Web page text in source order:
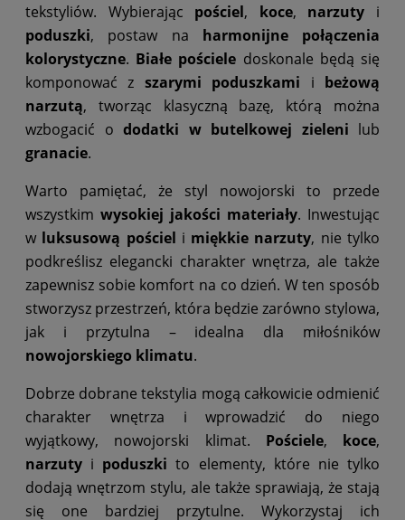
tekstyliów. Wybierając pościel, koce, narzuty i
poduszki, postaw na harmonijne połączenia
kolorystyczne. Białe pościele doskonale będą się
komponować z szarymi poduszkami i beżową
narzutą, tworząc klasyczną bazę, którą można
wzbogacić o dodatki w butelkowej zieleni lub
granacie.
Warto pamiętać, że styl nowojorski to przede
wszystkim wysokiej jakości materiały. Inwestując
w luksusową pościel i miękkie narzuty, nie tylko
podkreślisz elegancki charakter wnętrza, ale także
zapewnisz sobie komfort na co dzień. W ten sposób
stworzysz przestrzeń, która będzie zarówno stylowa,
jak i przytulna – idealna dla miłośników
nowojorskiego klimatu.
Dobrze dobrane tekstylia mogą całkowicie odmienić
charakter wnętrza i wprowadzić do niego
wyjątkowy, nowojorski klimat. Pościele, koce,
narzuty i poduszki to elementy, które nie tylko
dodają wnętrzom stylu, ale także sprawiają, że stają
się one bardziej przytulne. Wykorzystaj ich